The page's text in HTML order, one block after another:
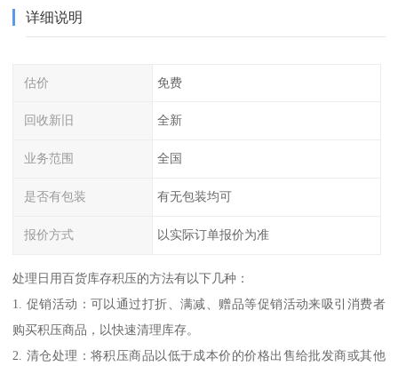
详细说明
估价 免费
回收新旧 全新
业务范围 全国
是否有包装 有无包装均可
报价方式 以实际订单报价为准
处理日用百货库存积压的方法有以下几种：
1. 促销活动：可以通过打折、满减、赠品等促销活动来吸引消费者
购买积压商品，以快速清理库存。
2. 清仓处理：将积压商品以低于成本价的价格出售给批发商或其他